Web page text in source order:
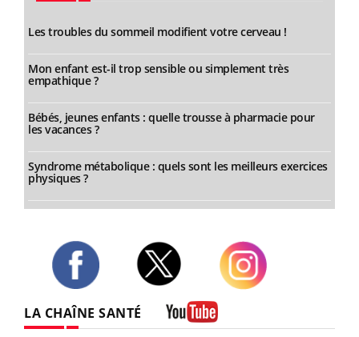
Les troubles du sommeil modifient votre cerveau !
Mon enfant est-il trop sensible ou simplement très
empathique ?
Bébés, jeunes enfants : quelle trousse à pharmacie pour
les vacances ?
Syndrome métabolique : quels sont les meilleurs exercices
physiques ?
LA CHAÎNE SANTÉ